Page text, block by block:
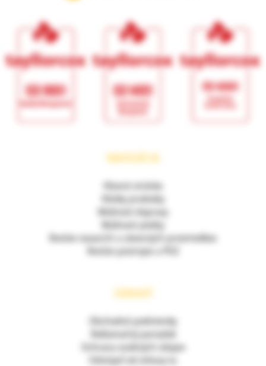
NAVIGÁCIA
Hlavná stránka
Všetky produkty
Možnosti dopravy
Možnosti platby
Revízie viazacích a závesných prostriedkov
Revízie postrojov a POZ
ODKAZY
Obchodné podmienky
Reklamačný poriadok
Ochrana osobných údajov
Odstúpiť od zmluvy tu